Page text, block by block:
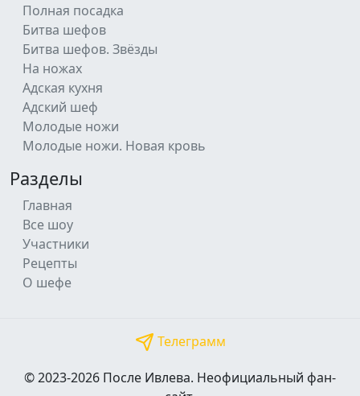
Полная посадка
Битва шефов
Битва шефов. Звёзды
На ножах
Адская кухня
Адский шеф
Молодые ножи
Молодые ножи. Новая кровь
Разделы
Главная
Все шоу
Участники
Рецепты
О шефе
Телеграмм
© 2023-2026 После Ивлева. Неофициальный фан-